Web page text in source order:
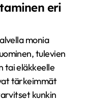
eri
monia
tulevien
tai eläkkeelle
tärkeimmät
kunkin